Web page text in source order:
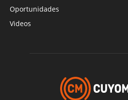
Oportunidades
Videos